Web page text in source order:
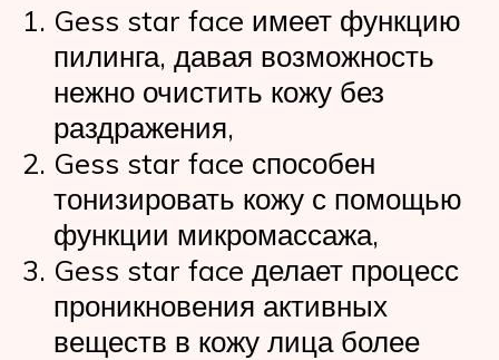
Gess star face имеет функцию
пилинга, давая возможность
нежно очистить кожу без
раздражения,
Gess star face способен
тонизировать кожу с помощью
функции микромассажа,
Gess star face делает процесс
проникновения активных
веществ в кожу лица более